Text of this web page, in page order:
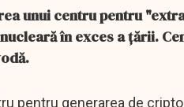
unui centru pentru
în exces a țării.
pentru generarea de